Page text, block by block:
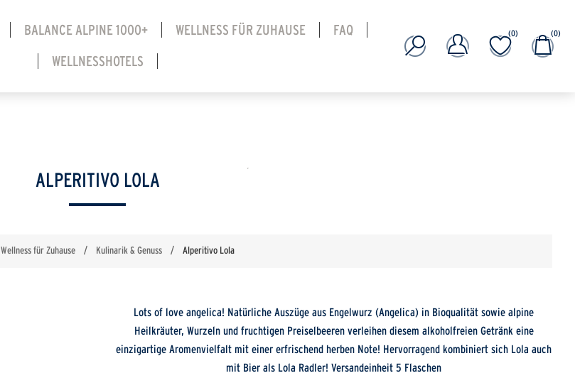
BALANCE ALPINE 1000+ WELLNESS FÜR ZUHAUSE FAQ
WELLNESSHOTELS
(0) (0)
Wellness für Zuhause / Kulinarik & Genuss / Alperitivo Lola
ALPERITIVO LOLA
Lots of love angelica! Natürliche Auszüge aus Engelwurz (Angelica) in Bioqualität sowie alpine
Heilkräuter, Wurzeln und fruchtigen Preiselbeeren verleihen diesem alkoholfreien Getränk eine
einzigartige Aromenvielfalt mit einer erfrischend herben Note! Hervorragend kombiniert sich Lola auch
mit Bier als Lola Radler! Versandeinheit 5 Flaschen